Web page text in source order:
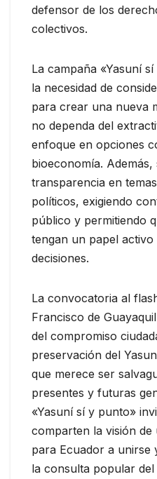
defensor de los
colectivos.
La campaña «Yasuní
la necesidad de
para crear una nueva
no dependa del
enfoque en opciones
bioeconomía.
transparencia en
políticos, exigiendo
público y permitiendo
tengan un papel activo
decisiones.
La convocatoria al
Francisco de
del compromiso
preservación del
que merece ser
presentes y futuras
«Yasuní sí y punto»
comparten la visión
para Ecuador a unirse
la consulta popular